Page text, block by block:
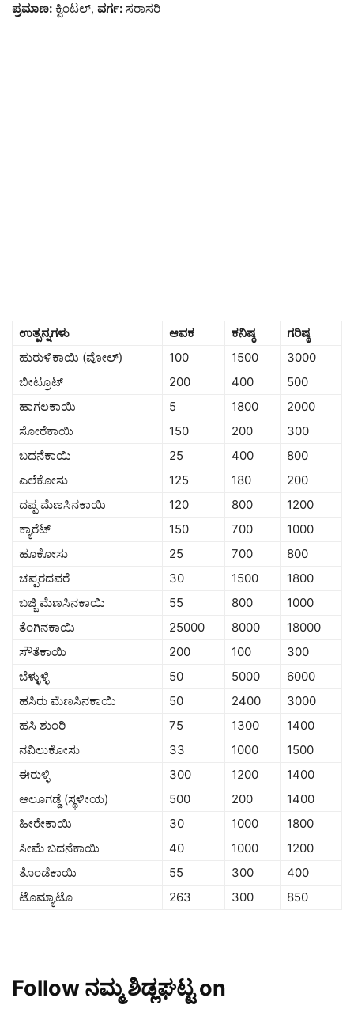
ಪ್ರಮಾಣ: ಕ್ವಿಂಟಲ್, ವರ್ಗ: ಸರಾಸರಿ
ಉತ್ಪನ್ನಗಳು ಆವಕ ಕನಿಷ್ಠ
ಗರಿಷ್ಠ
ಹುರುಳಿಕಾಯಿ (ವೋಲ್)
100 1500
3000
ಬೀಟ್ರೂಟ್
200 400
500
ಹಾಗಲಕಾಯಿ
5 1800
2000
ಸೋರೆಕಾಯಿ
150 200
300
ಬದನೆಕಾಯಿ
25 400
800
ಎಲೆಕೋಸು
125 180
200
ದಪ್ಪ ಮೆಣಸಿನಕಾಯಿ
120 800
1200
ಕ್ಯಾರೆಟ್
150 700
1000
ಹೂಕೋಸು
25 700
800
ಚಪ್ಪರದವರೆ
30 1500
1800
ಬಜ್ಜಿ ಮೆಣಸಿನಕಾಯಿ
55 800
1000
ತೆಂಗಿನಕಾಯಿ
25000 8000
18000
ಸೌತೆಕಾಯಿ
200 100
300
ಬೆಳ್ಳುಳ್ಳಿ
50 5000
6000
ಹಸಿರು ಮೆಣಸಿನಕಾಯಿ
50 2400
3000
ಹಸಿ ಶುಂಠಿ
75 1300
1400
ನವಿಲುಕೋಸು
33 1000
1500
ಈರುಳ್ಳಿ
300 1200
1400
ಆಲೂಗಡ್ಡೆ (ಸ್ಥಳೀಯ)
500 200
1400
ಹೀರೇಕಾಯಿ
30 1000
1800
ಸೀಮೆ ಬದನೆಕಾಯಿ
40 1000
1200
ತೊಂಡೆಕಾಯಿ
55 300
400
ಟೊಮ್ಯಾಟೊ
263 300 850
Follow ನಮ್ಮ ಶಿಡ್ಲಘಟ್ಟ on